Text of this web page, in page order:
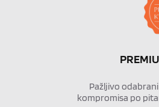
Pažljivo
kompromisa po